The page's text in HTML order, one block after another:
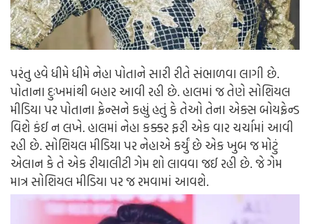
પરંતુ હવે ધીમે ધીમે નેહા પોતાને સારી રીતે સંભાળવા લાગી છે.
પોતાના દુઃખમાંથી બહાર આવી રહી છે. હાલમાં જ તેણે સોશિયલ
મીડિયા પર પોતાના ફ્રેન્સને કહ્યું હતું કે તેઓ તેના એક્સ બોયફ્રેન્ડ
વિશે કંઈ ન લખે. હાલમાં નેહા કક્કર ફરી એક વાર ચર્ચામાં આવી
રહી છે. સોશિયલ મીડિયા પર નેહાએ કર્યું છે એક ખુબ જ મોટું
એલાન કે તે એક રીયાલીટી ગેમ શો લાવવા જઈ રહી છે. જે ગેમ
માત્ર સોશિયલ મીડિયા પર જ રમવામાં આવશે.